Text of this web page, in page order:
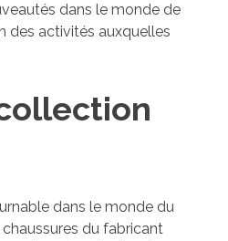
dans le monde de
des activités auxquelles
dans le monde du
chaussures du fabricant